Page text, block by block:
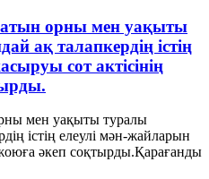
орны мен уақыты
ақ талапкердің істің
сот актісінің
мен уақыты туралы
істің елеулі мән-жайларын
әкеп соқтырды.Қарағанды